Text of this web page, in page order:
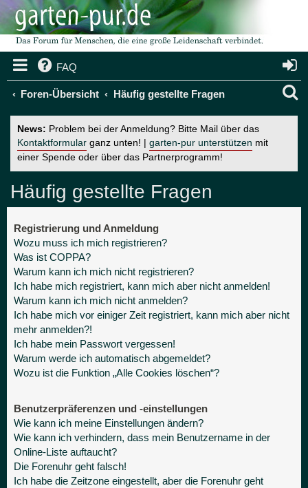
FAQ
Foren-Übersicht Häufig gestellte Fragen
News: Problem bei der Anmeldung? Bitte Mail über das
Kontaktformular ganz unten! | garten-pur unterstützen mit
einer Spende oder über das Partnerprogramm!
Häufig gestellte Fragen
Registrierung und Anmeldung
Wozu muss ich mich registrieren?
Was ist COPPA?
Warum kann ich mich nicht registrieren?
Ich habe mich registriert, kann mich aber nicht anmelden!
Warum kann ich mich nicht anmelden?
Ich habe mich vor einiger Zeit registriert, kann mich aber nicht
mehr anmelden?!
Ich habe mein Passwort vergessen!
Warum werde ich automatisch abgemeldet?
Wozu ist die Funktion „Alle Cookies löschen“?
Benutzerpräferenzen und -einstellungen
Wie kann ich meine Einstellungen ändern?
Wie kann ich verhindern, dass mein Benutzername in der
Online-Liste auftaucht?
Die Forenuhr geht falsch!
Ich habe die Zeitzone eingestellt, aber die Forenuhr geht